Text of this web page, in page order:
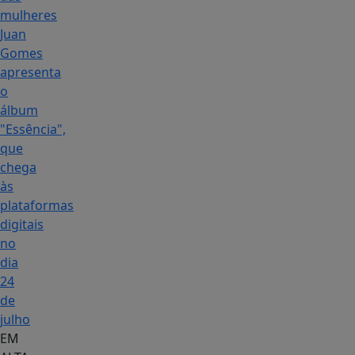
mulheres
Juan
Gomes
apresenta
o
álbum
"Essência",
que
chega
às
plataformas
digitais
no
dia
24
de
julho
EM